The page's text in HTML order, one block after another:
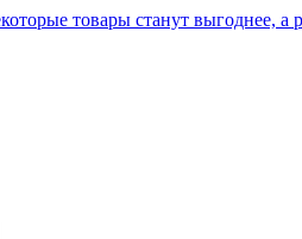
товары станут выгоднее, а